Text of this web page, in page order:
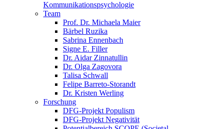
Kommunikationspsychologie
Team
Prof. Dr. Michaela Maier
Bärbel Ruzika
Sabrina Ennenbach
Signe E. Filler
Dr. Aidar Zinnatullin
Dr. Olga Zagovora
Talisa Schwall
Felipe Barreto-Storandt
Dr. Kristen Werling
Forschung
DFG-Projekt Populism
DFG-Projekt Negativität